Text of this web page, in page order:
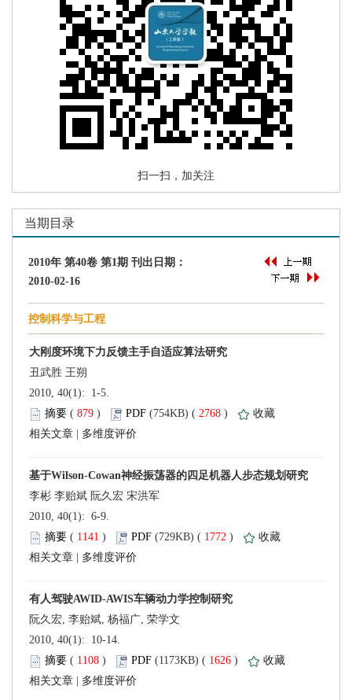
扫一扫，加关注
2010, 40(1): 1-5.
(
) 2768 )
2010, 40(1): 6-9.
(
) 1772 )
2010, 40(1): 10-14.
(
) 1626 )